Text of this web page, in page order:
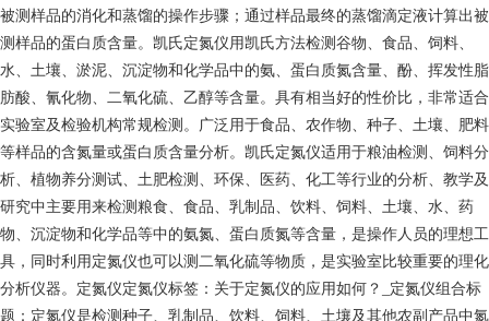
被测样品的消化和蒸馏的操作步骤；通过样品最终的蒸馏滴定液计算出被
测样品的蛋白质含量。凯氏定氮仪用凯氏方法检测谷物、食品、饲料、
水、土壤、淤泥、沉淀物和化学品中的氨、蛋白质氮含量、酚、挥发性脂
肪酸、氰化物、二氧化硫、乙醇等含量。具有相当好的性价比，非常适合
实验室及检验机构常规检测。广泛用于食品、农作物、种子、土壤、肥料
等样品的含氮量或蛋白质含量分析。凯氏定氮仪适用于粮油检测、饲料分
析、植物养分测试、土肥检测、环保、医药、化工等行业的分析、教学及
研究中主要用来检测粮食、食品、乳制品、饮料、饲料、土壤、水、药
物、沉淀物和化学品等中的氨氮、蛋白质氮等含量，是操作人员的理想工
具，同时利用定氮仪也可以测二氧化硫等物质，是实验室比较重要的理化
分析仪器。定氮仪定氮仪标签：关于定氮仪的应用如何？_定氮仪组合标
题：定氮仪是检测种子、乳制品、饮料、饲料、土壤及其他农副产品中氮